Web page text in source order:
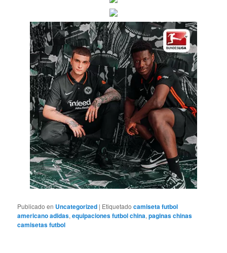
Publicado en Uncategorized | Etiquetado camiseta futbol
americano adidas,equipaciones futbol china,paginas chinas
camisetas futbol